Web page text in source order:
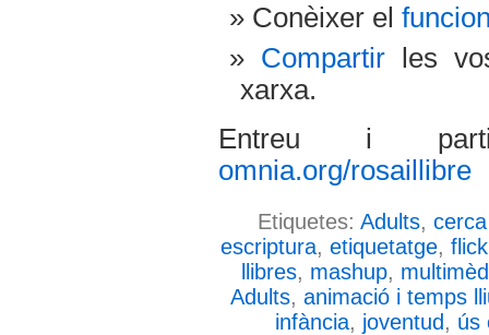
Conèixer el
Compartirles
xarxa.
Entreu i
omnia.org/rosaillibre
Etiquetes: Adults,
escriptura, etiquetatge,
llibres, mashup,
Adults, animació i temps
infància, joventud , ús